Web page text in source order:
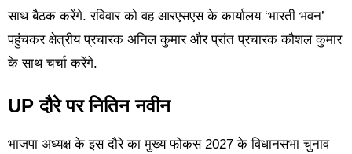
साथ बैठक करेंगे. रविवार को वह आरएसएस के कार्यालय ‘भारती भवन’
पहुंचकर क्षेत्रीय प्रचारक अनिल कुमार और प्रांत प्रचारक कौशल कुमार
के साथ चर्चा करेंगे.
UP दौरे पर नितिन नवीन
भाजपा अध्यक्ष के इस दौरे का मुख्य फोकस 2027 के विधानसभा चुनाव